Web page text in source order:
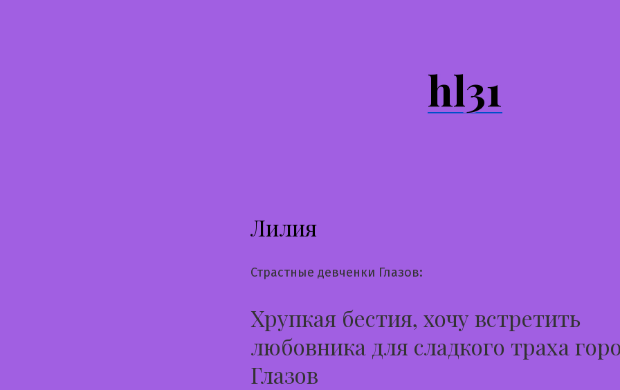
hl31
Лилия
Страстные девченки Глазов:
Хрупкая бестия, хочу встретить
любовника для сладкого траха
Глазов